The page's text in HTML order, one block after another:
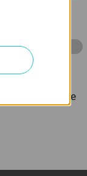
za
nastavit, aby se